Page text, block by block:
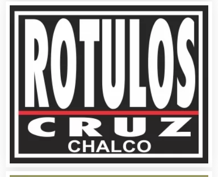
Alarmas
Albercas
Alimentos
Almacenaje
Alquiler de Autos